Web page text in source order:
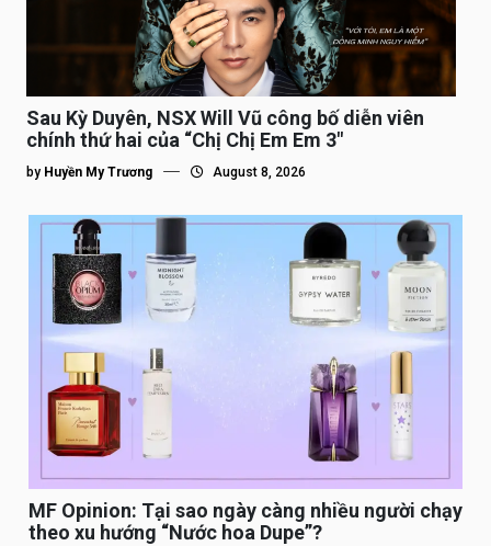
Sau Kỳ Duyên, NSX Will Vũ công bố diễn viên
chính thứ hai của “Chị Chị Em Em 3″
by Huyền My Trương August 8, 2026
MF Opinion: Tại sao ngày càng nhiều người chạy
theo xu hướng “Nước hoa Dupe”?